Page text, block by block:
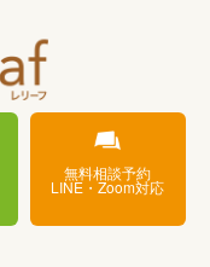
無料相談予約
LINE・Zoom対応